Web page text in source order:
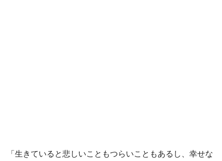
「生きていると悲しいこともつらいこともあるし、幸せな